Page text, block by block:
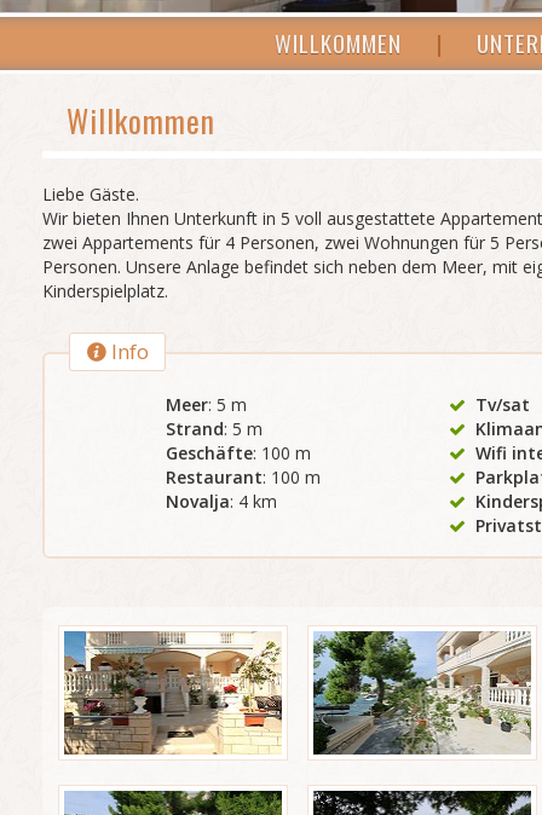
WILLKOMMEN |
Willkommen
Liebe Gäste.
Wir bieten Ihnen Unterkunft in 5 voll ausgestattete
zwei Appartements für 4 Personen, zwei Wohnungen für 5
Personen. Unsere Anlage befindet sich neben dem Meer, mit
Kinderspielplatz.
Info
Meer: 5 m
Strand: 5 m
Geschäfte: 100 m
Restaurant: 100 m
Novalja: 4 km
Tv/sat
Wifi